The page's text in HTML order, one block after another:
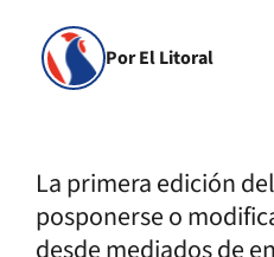
Por El Litoral
La primera edición
posponerse o